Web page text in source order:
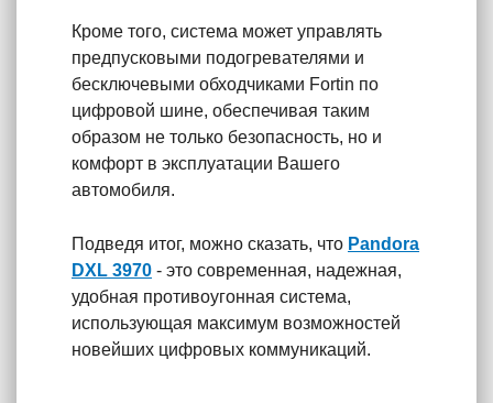
Кроме того, система может управлять
предпусковыми подогревателями и
бесключевыми обходчиками Fortin по
цифровой шине, обеспечивая таким
образом не только безопасность, но и
комфорт в эксплуатации Вашего
автомобиля.
Подведя итог, можно сказать, что Pandora
DXL 3970 - это современная, надежная,
удобная противоугонная система,
использующая максимум возможностей
новейших цифровых коммуникаций.